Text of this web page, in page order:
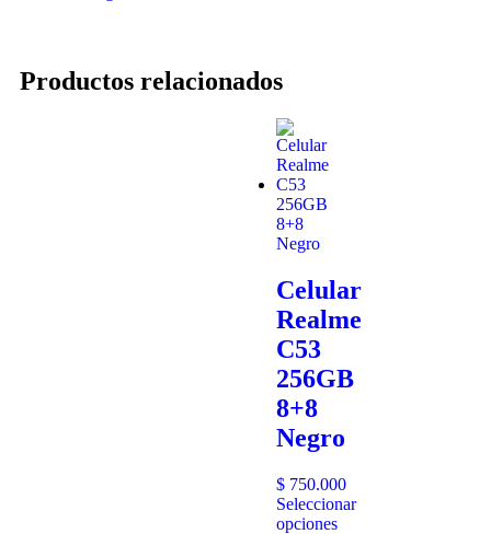
Productos relacionados
Celular
Realme
C53
256GB
8+8
Negro
$ 750.000
Seleccionar
opciones